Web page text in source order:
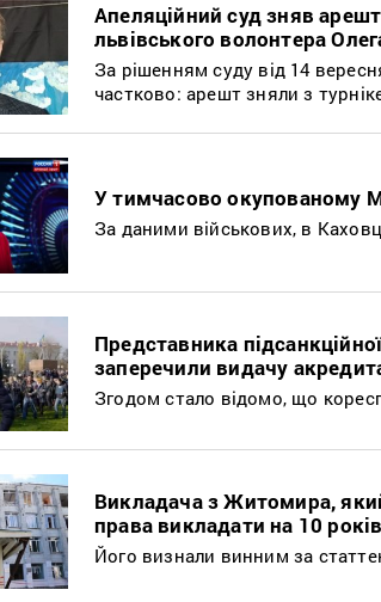
Апеляційний суд зняв
львівського волонтера
За рішенням суду від 14
частково: арешт зняли з
У тимчасово окупованому
За даними військових, в
Представника
заперечили видачу
Згодом стало відомо, що
Викладача з Житомира,
права викладати на 10 років
Його визнали винним за